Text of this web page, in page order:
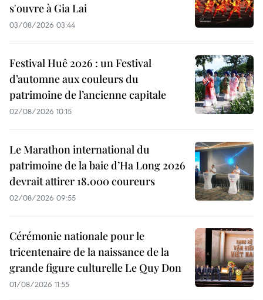
s'ouvre à Gia Lai
03/08/2026 03:44
Festival Huê 2026 : un Festival
d’automne aux couleurs du
patrimoine de l’ancienne capitale
02/08/2026 10:15
Le Marathon international du
patrimoine de la baie d’Ha Long 2026
devrait attirer 18.000 coureurs
02/08/2026 09:55
Cérémonie nationale pour le
tricentenaire de la naissance de la
grande figure culturelle Le Quy Don
01/08/2026 11:55